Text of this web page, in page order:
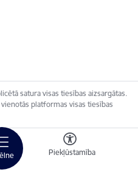
Piekļūstamība
satura visas tiesības aizsargātas.
platformas visas tiesības